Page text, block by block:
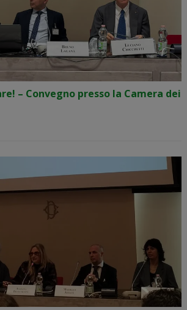
– Convegno presso la Camera dei